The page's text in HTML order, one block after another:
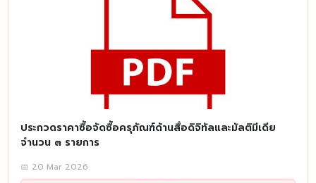
ประกวดราคาซื้อจัดซื้อครุภัณฑ์ด้านสื่อดิจิทัลและมัลติมีเดีย
จำนวน ๓ รายการ
📅 20 Mar 2026